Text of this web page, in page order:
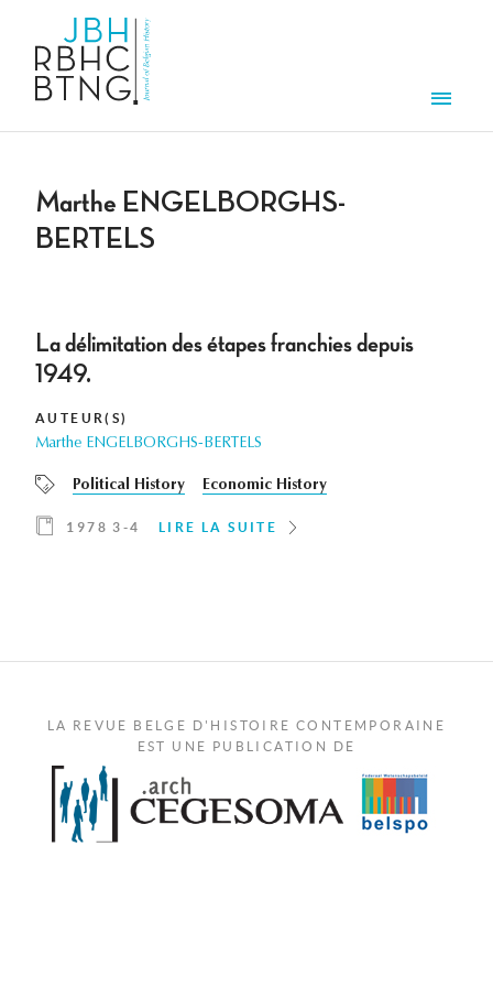
Marthe ENGELBORGHS-
BERTELS
La délimitation des étapes franchies depuis
1949.
AUTEUR(S)
Marthe ENGELBORGHS-BERTELS
Political History Economic History
1978 3-4 LIRE LA SUITE
LA REVUE BELGE D'HISTOIRE CONTEMPORAINE
EST UNE PUBLICATION DE